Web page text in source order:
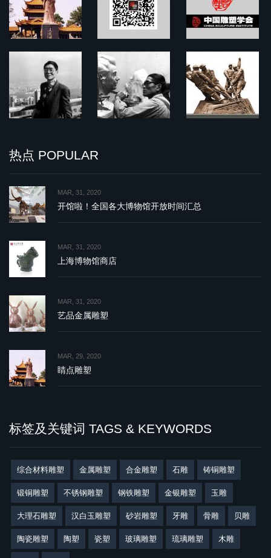
热点 POPULAR
MAR, 31, 2020
开馆啦！全国各大博物馆开放时间汇总
MAR, 31, 2020
上海博物馆商店
MAR, 31, 2020
艺品金属雕塑
MAR, 29, 2020
睛点雕塑
标签及关键词 TAGS & KEYWORDS
综合材料雕塑 金属雕塑 合金雕塑 石雕 铸铜雕塑
锻铜雕塑 不锈钢雕塑 钢铁雕塑 金银雕塑 玉雕
大理石雕塑 汉白玉雕塑 砂岩雕塑 牙雕 骨雕 贝雕
陶瓷雕塑 陶塑 瓷塑 玻璃雕塑 琉璃雕塑 木雕